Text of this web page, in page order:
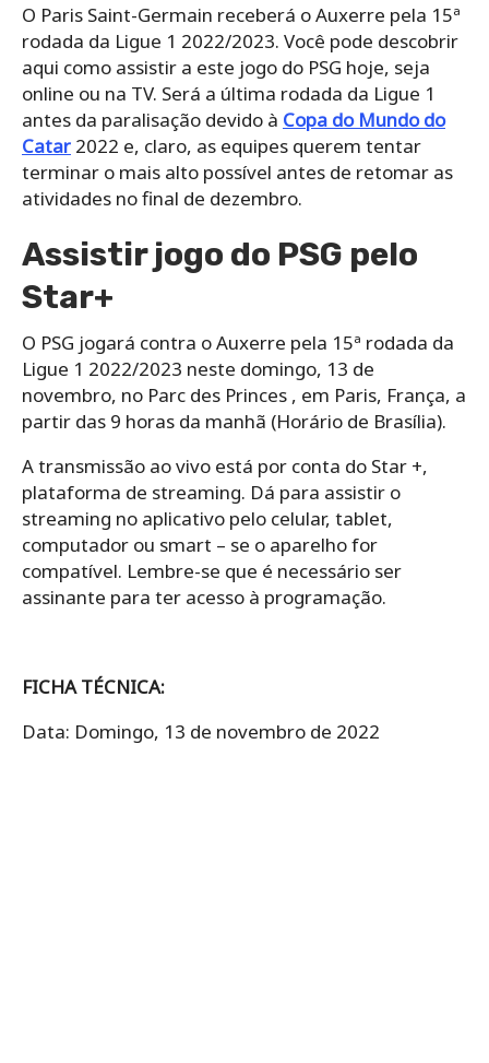
O Paris Saint-Germain receberá o Auxerre pela 15ª
rodada da Ligue 1 2022/2023. Você pode descobrir
aqui como assistir a este jogo do PSG hoje, seja
online ou na TV. Será a última rodada da Ligue 1
antes da paralisação devido à Copa do Mundo do
Catar 2022 e, claro, as equipes querem tentar
terminar o mais alto possível antes de retomar as
atividades no final de dezembro.
Assistir jogo do PSG pelo
Star+
O PSG jogará contra o Auxerre pela 15ª rodada da
Ligue 1 2022/2023 neste domingo, 13 de
novembro, no Parc des Princes , em Paris, França, a
partir das 9 horas da manhã (Horário de Brasília).
A transmissão ao vivo está por conta do Star +,
plataforma de streaming. Dá para assistir o
streaming no aplicativo pelo celular, tablet,
computador ou smart – se o aparelho for
compatível. Lembre-se que é necessário ser
assinante para ter acesso à programação.
FICHA TÉCNICA:
Data: Domingo, 13 de novembro de 2022